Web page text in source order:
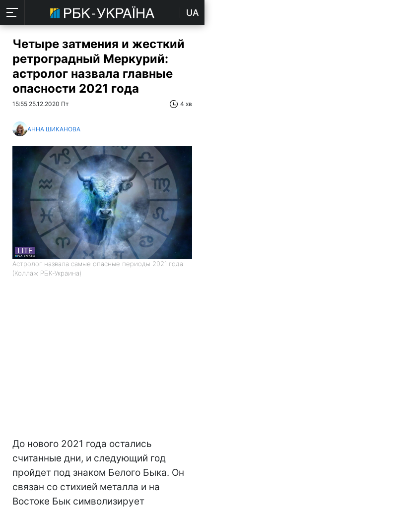
UA
Четыре затмения и жесткий
ретроградный Меркурий:
астролог назвала главные
опасности 2021 года
15:55 25.12.2020 Пт 4 хв
АННА ШИКАНОВА
Астролог назвала самые опасные периоды 2021 года
(Коллаж РБК-Украина)
До нового 2021 года остались
считанные дни, и следующий год
пройдет под знаком Белого Быка. Он
связан со стихией металла и на
Востоке Бык символизирует